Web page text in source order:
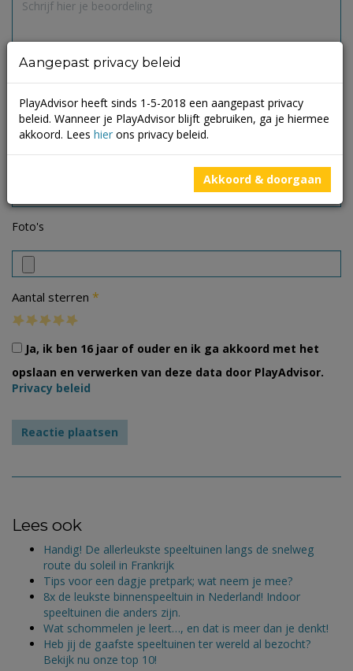
Foto's
Aantal sterren *
Ja, ik ben 16 jaar of ouder en ik ga akkoord met het
opslaan en verwerken van deze data door PlayAdvisor.
Privacy beleid
Lees ook
Handig! De allerleukste speeltuinen langs de snelweg
route du soleil in Frankrijk
Tips voor een dagje pretpark; wat neem je mee?
8x de leukste binnenspeeltuin in Nederland! Indoor
speeltuinen die anders zijn.
Wat schommelen je leert…, en dat is meer dan je denkt!
Heb jij de gaafste speeltuinen ter wereld al bezocht?
Bekijk nu onze top 10!
Aangepast privacy beleid
PlayAdvisor heeft sinds 1-5-2018 een aangepast privacy
beleid. Wanneer je PlayAdvisor blijft gebruiken, ga je hiermee
akkoord. Lees hier ons privacy beleid.
Akkoord & doorgaan